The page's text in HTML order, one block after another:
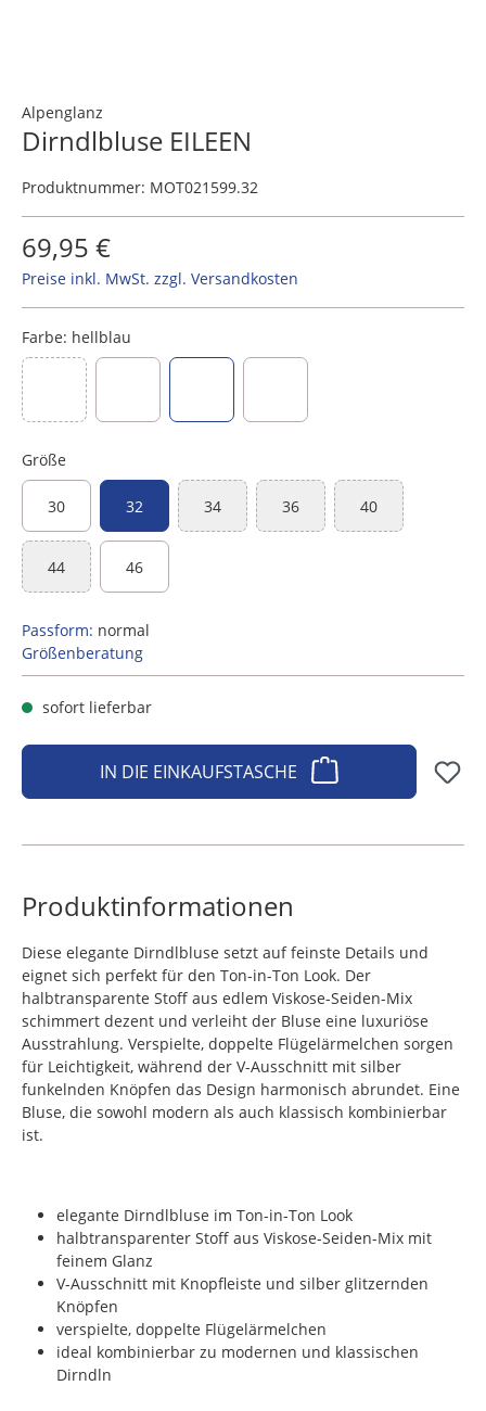
Alpenglanz
Dirndlbluse EILEEN
Produktnummer: MOT021599.32
69,95 €
Preise inkl. MwSt. zzgl. Versandkosten
Farbe: hellblau
beere
(Diese Option ist zurzeit nicht verfügbar.)
Größe
30 32 34(Diese Option ist zurzeit nicht verfügbar.)
36(Diese Option ist zurzeit nicht
40(Diese Option ist
44(Diese Option ist zurzeit nicht verfügbar.)
46
Passform: normal
Größenberatung
sofort lieferbar
IN DIE EINKAUFSTASCHE
Produktinformationen
Diese elegante Dirndlbluse setzt auf feinste Details und
eignet sich perfekt für den Ton-in-Ton Look. Der
halbtransparente Stoff aus edlem Viskose-Seiden-Mix
schimmert dezent und verleiht der Bluse eine luxuriöse
Ausstrahlung. Verspielte, doppelte Flügelärmelchen sorgen
für Leichtigkeit, während der V-Ausschnitt mit silber
funkelnden Knöpfen das Design harmonisch abrundet. Eine
Bluse, die sowohl modern als auch klassisch kombinierbar
ist.
elegante Dirndlbluse im Ton-in-Ton Look
halbtransparenter Stoff aus Viskose-Seiden-Mix mit
feinem Glanz
V-Ausschnitt mit Knopfleiste und silber glitzernden
Knöpfen
verspielte, doppelte Flügelärmelchen
ideal kombinierbar zu modernen und klassischen
Dirndln